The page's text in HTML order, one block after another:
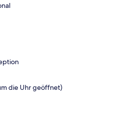
die Uhr geöffnet)